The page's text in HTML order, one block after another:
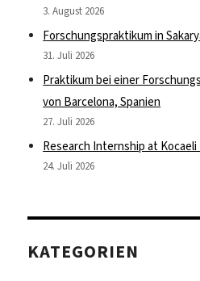
3. August 2026
Forschungspraktikum in
31. Juli 2026
Praktikum bei einer
von Barcelona, Spanien
27. Juli 2026
Research Internship at
24. Juli 2026
KATEGORIEN